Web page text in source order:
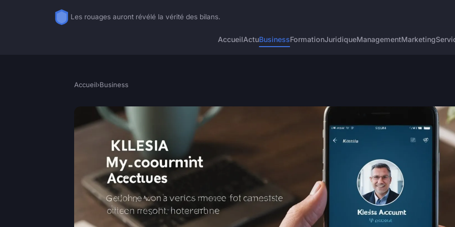
Les rouages auront révélé la vérité des bilans.
AccueilActuBusinessFormationJuridiqueManagementMarketing
Accueil›Business